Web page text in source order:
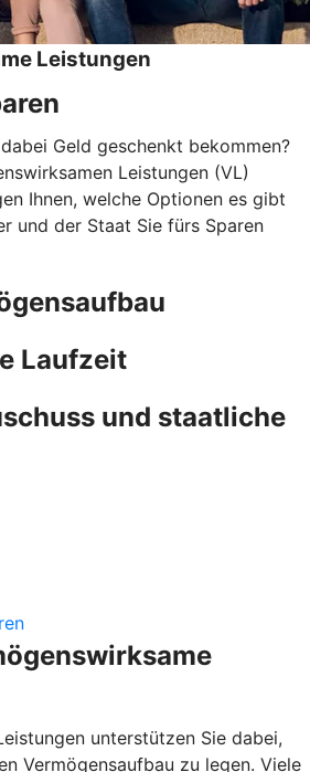
Leistungen
Geld geschenkt bekommen?
Leistungen (VL)
Ihnen, welche Optionen es gibt
und der Staat Sie fürs Sparen
Laufzeit
und staatliche
unterstützen Sie dabei,
Vermögensaufbau zu legen. Viele